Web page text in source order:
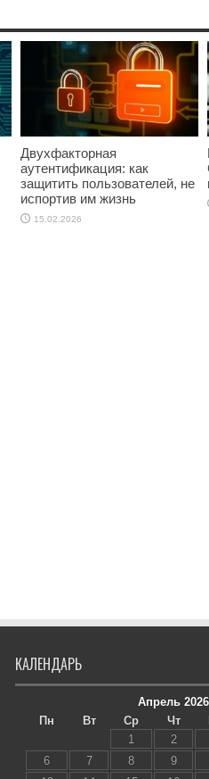
Двухфакторная
аутентификация: как
защитить пользователей, не
испортив им жизнь
15.02.2026
КАЛЕНДАРЬ
Апрель 2026
Пн
Вт Ср Чт
1
2
6
7 8 9